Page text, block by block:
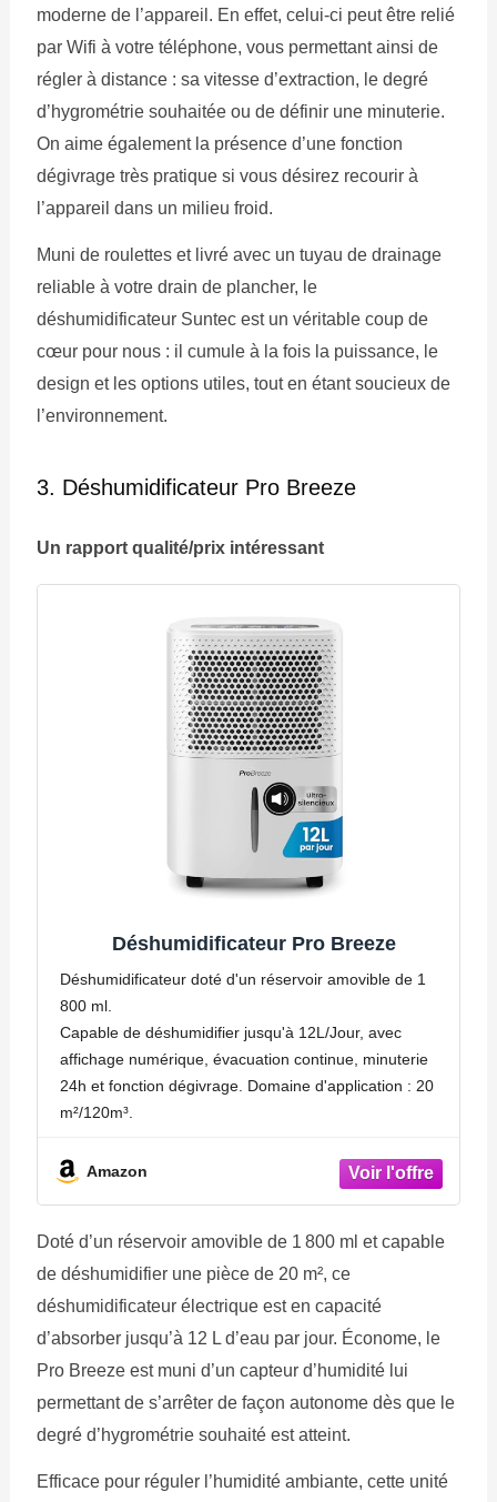
moderne de l’appareil. En effet, celui-ci peut être relié
par Wifi à votre téléphone, vous permettant ainsi de
régler à distance : sa vitesse d’extraction, le degré
d’hygrométrie souhaitée ou de définir une minuterie.
On aime également la présence d’une fonction
dégivrage très pratique si vous désirez recourir à
l’appareil dans un milieu froid.
Muni de roulettes et livré avec un tuyau de drainage
reliable à votre drain de plancher, le
déshumidificateur Suntec est un véritable coup de
cœur pour nous : il cumule à la fois la puissance, le
design et les options utiles, tout en étant soucieux de
l’environnement.
3. Déshumidificateur Pro Breeze
Un rapport qualité/prix intéressant
Déshumidificateur Pro Breeze
Déshumidificateur doté d'un réservoir amovible de 1
800 ml.
Capable de déshumidifier jusqu'à 12L/Jour, avec
affichage numérique, évacuation continue, minuterie
24h et fonction dégivrage. Domaine d'application : 20
m²/120m³.
Amazon
Doté d’un réservoir amovible de 1 800 ml et capable
de déshumidifier une pièce de 20 m², ce
déshumidificateur électrique est en capacité
d’absorber jusqu’à 12 L d’eau par jour. Économe, le
Pro Breeze est muni d’un capteur d’humidité lui
permettant de s’arrêter de façon autonome dès que le
degré d’hygrométrie souhaité est atteint.
Efficace pour réguler l’humidité ambiante, cette unité